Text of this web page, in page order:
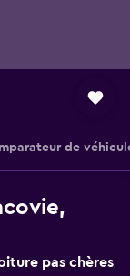
de
pas chères